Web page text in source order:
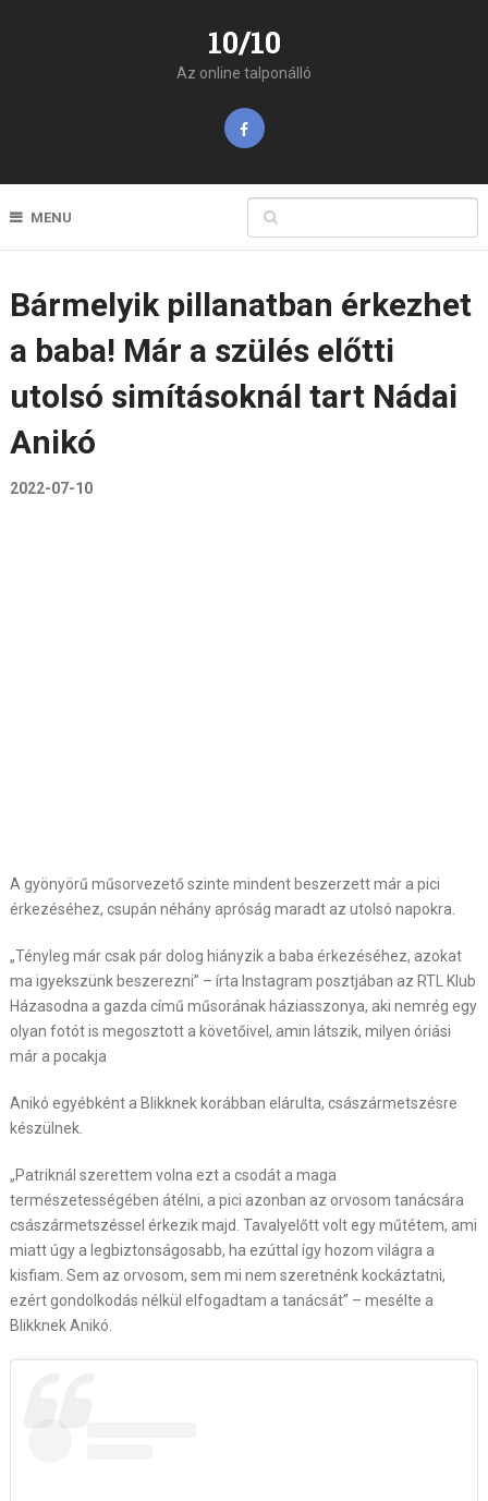
10/10
Az online talponálló
MENU
Bármelyik pillanatban érkezhet
a baba! Már a szülés előtti
utolsó simításoknál tart Nádai
Anikó
2022-07-10
A gyönyörű műsorvezető szinte mindent beszerzett már a pici
érkezéséhez, csupán néhány apróság maradt az utolsó napokra.
„Tényleg már csak pár dolog hiányzik a baba érkezéséhez, azokat
ma igyekszünk beszerezni” – írta Instagram posztjában az RTL Klub
Házasodna a gazda című műsorának háziasszonya, aki nemrég egy
olyan fotót is megosztott a követőivel, amin látszik, milyen óriási
már a pocakja
Anikó egyébként a Blikknek korábban elárulta, császármetszésre
készülnek.
„Patriknál szerettem volna ezt a csodát a maga
természetességében átélni, a pici azonban az orvosom tanácsára
császármetszéssel érkezik majd. Tavalyelőtt volt egy műtétem, ami
miatt úgy a legbiztonságosabb, ha ezúttal így hozom világra a
kisfiam. Sem az orvosom, sem mi nem szeretnénk kockáztatni,
ezért gondolkodás nélkül elfogadtam a tanácsát” – mesélte a
Blikknek Anikó.